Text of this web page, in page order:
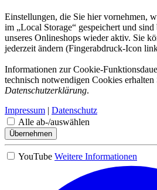
Einstellungen, die Sie hier vornehmen,
im „Local Storage“ gespeichert und sind
unseres Onlineshops wieder aktiv. Sie
jederzeit ändern (Fingerabdruck-Icon
Informationen zur Cookie-
technisch notwendigen Cookies erhalten
Datenschutzerklärung.
Impressum | Datenschutz
Alle ab-/auswählen
Übernehmen
YouTube Weitere Informationen